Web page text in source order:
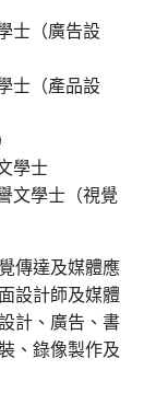
士（廣告設
士（產品設
學士
文學士（視覺
傳達及媒體應
設計師及媒體
計、廣告、書
、錄像製作及